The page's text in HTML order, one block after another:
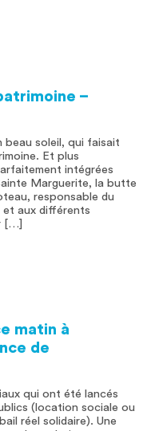
–
beau soleil, qui faisait
Et plus
intégrées
Marguerite, la butte
responsable du
et aux différents
[…]
matin à
de
qui ont été lancés
(location sociale ou
réel solidaire). Une